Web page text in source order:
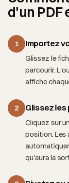
d'un PDF
1 Importez
Glissez le
parcourir.
affiche
2 Glissez
Cliquez sur
position. Les
qu'aura la